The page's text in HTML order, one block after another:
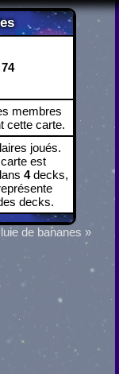
74
membres
cette carte.
joués.
est
4decks,
decks.
de bananes »